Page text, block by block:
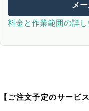
メ
料金と作業範囲の詳
【ご注文予定のサービス